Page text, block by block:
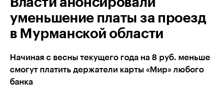
уменьшение платы за проезд
в Мурманской области
Начиная с весны текущего года на 8 руб. меньше
смогут платить держатели карты «Мир» любого
банка